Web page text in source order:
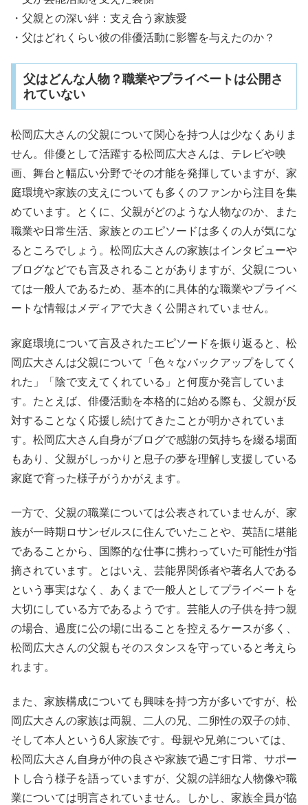
・父親との深い絆：支え合う家族愛
・父はどれくらい彼の俳優活動に影響を与えたのか？
父はどんな人物？職業やプライベートは公開さ
れていない
松岡広大さんの父親について関心を持つ人は少なくありま
せん。俳優として活躍する松岡広大さんは、テレビや映
画、舞台と幅広い分野でその才能を発揮していますが、家
庭環境や家族の支えについても多くのファンから注目を集
めています。とくに、父親がどのような人物なのか、また
職業や日常生活、家族とのエピソードは多くの人が気にな
るところでしょう。松岡広大さんの家族はインタビューや
ブログなどでも言及されることがありますが、父親につい
ては一般人であるため、基本的に具体的な職業やプライベ
ートな情報はメディアで大きく公開されていません。
家庭環境について言及されたエピソードを振り返ると、松
岡広大さんは父親について「色々なバックアップをしてく
れた」「陰で支えてくれている」と何度か発言していま
す。たとえば、俳優活動を本格的に始める際も、父親が反
対することなく応援し続けてきたことが明かされていま
す。松岡広大さん自身がブログで感謝の気持ちを綴る場面
もあり、父親がしっかりと息子の夢を理解し支援している
家庭で育った様子がうかがえます。
一方で、父親の職業については公表されていませんが、家
族が一時期ロサンゼルスに住んでいたことや、英語に堪能
であることから、国際的な仕事に携わっていた可能性が指
摘されています。とはいえ、芸能界関係者や著名人である
という事実はなく、あくまで一般人としてプライベートを
大切にしている方であるようです。芸能人の子供を持つ親
の場合、過度に公の場に出ることを控えるケースが多く、
松岡広大さんの父親もそのスタンスを守っていると考えら
れます。
また、家族構成についても興味を持つ方が多いですが、松
岡広大さんの家族は両親、二人の兄、二卵性の双子の姉、
そして本人という6人家族です。母親や兄弟については、
松岡広大さん自身が仲の良さや家族で過ごす日常、サポー
トし合う様子を語っていますが、父親の詳細な人物像や職
業については明言されていません。しかし、家族全員が協